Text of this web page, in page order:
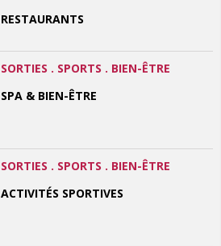
RESTAURANTS
SORTIES . SPORTS . BIEN-ÊTRE
SPA & BIEN-ÊTRE
SORTIES . SPORTS . BIEN-ÊTRE
ACTIVITÉS SPORTIVES